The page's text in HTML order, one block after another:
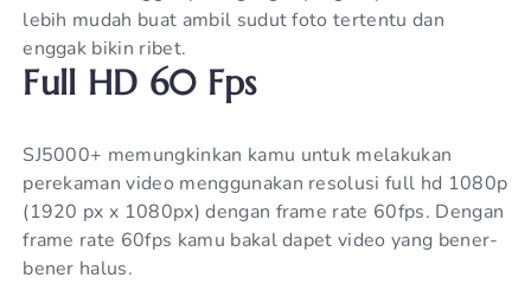
lebih mudah buat ambil sudut foto tertentu dan
enggak bikin ribet.
Full HD 60 Fps
SJ5000+ memungkinkan kamu untuk melakukan
perekaman video menggunakan resolusi full hd 1080p
(1920 px x 1080px) dengan frame rate 60fps. Dengan
frame rate 60fps kamu bakal dapet video yang bener-
bener halus.